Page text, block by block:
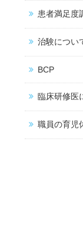
患者満足度
治験につい
BCP
臨床研修医
職員の育児